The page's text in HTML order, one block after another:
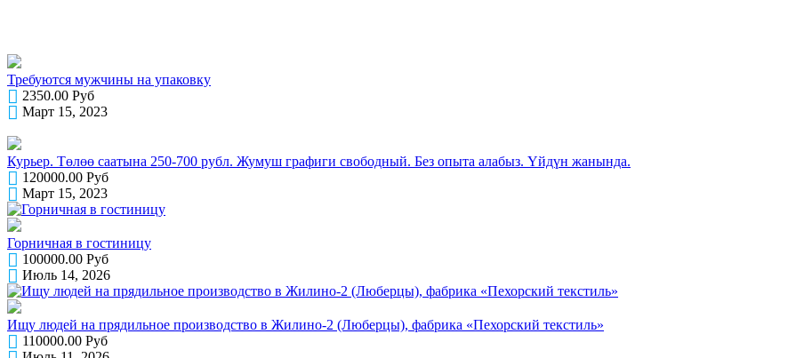
Требуются мужчины на упаковку
2350.00 Руб
Март 15, 2023
Курьер. Төлөө саатына 250-700 рубл. Жумуш графиги свободный. Без опыта алабыз. Үйдүн жанында.
120000.00 Руб
Март 15, 2023
Горничная в гостиницу
100000.00 Руб
Июль 14, 2026
Ищу людей на прядильное производство в Жилино-2 (Люберцы), фабрика «Пехорский текстиль»
110000.00 Руб